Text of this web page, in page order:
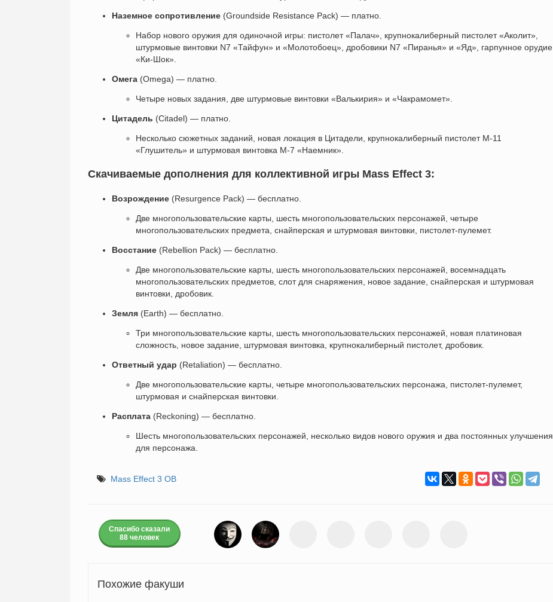
Наземное сопротивление (Groundside Resistance Pack) — платно.
Набор нового оружия для одиночной игры: пистолет «Палач», крупнокалиберный пистолет «Аколит»,
штурмовые винтовки N7 «Тайфун» и «Молотобоец», дробовики N7 «Пиранья» и «Яд», гарпунное орудие
«Ки-Шок».
Омега (Omega) — платно.
Четыре новых задания, две штурмовые винтовки «Валькирия» и «Чакрамомет».
Цитадель (Citadel) — платно.
Несколько сюжетных заданий, новая локация в Цитадели, крупнокалиберный пистолет M-11
«Глушитель» и штурмовая винтовка М-7 «Наемник».
Скачиваемые дополнения для коллективной игры Mass Effect 3:
Возрождение (Resurgence Pack) — бесплатно.
Две многопользовательские карты, шесть многопользовательских персонажей, четыре
многопользовательских предмета, снайперская и штурмовая винтовки, пистолет-пулемет.
Восстание (Rebellion Pack) — бесплатно.
Две многопользовательские карты, шесть многопользовательских персонажей, восемнадцать
многопользовательских предметов, слот для снаряжения, новое задание, снайперская и штурмовая
винтовки, дробовик.
Земля (Earth) — бесплатно.
Три многопользовательские карты, шесть многопользовательских персонажей, новая платиновая
сложность, новое задание, штурмовая винтовка, крупнокалиберный пистолет, дробовик.
Ответный удар (Retaliation) — бесплатно.
Две многопользовательские карты, четыре многопользовательских персонажа, пистолет-пулемет,
штурмовая и снайперская винтовки.
Расплата (Reckoning) — бесплатно.
Шесть многопользовательских персонажей, несколько видов нового оружия и два постоянных улучшения
для персонажа.
Mass Effect 3 ОВ
Спасибо сказали
88 человек
Похожие факуши